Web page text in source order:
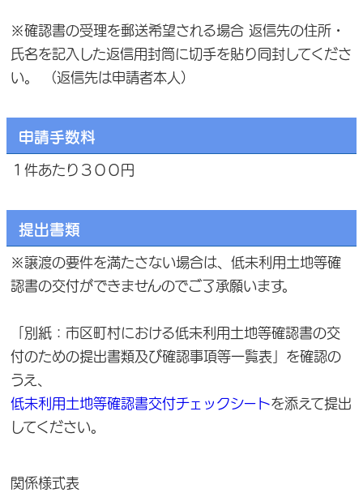
※確認書の受理を郵送希望される場合 返信先の住所・
氏名を記入した返信用封筒に切手を貼り同封してくださ
い。 （返信先は申請者本人）
申請手数料
１件あたり３００円
提出書類
※譲渡の要件を満たさない場合は、低未利用土地等確
認書の交付ができませんのでご了承願います。
「別紙：市区町村における低未利用土地等確認書の交
付のための提出書類及び確認事項等一覧表」を確認の
うえ、
低未利用土地等確認書交付チェックシートを添えて提出
してください。
関係様式表